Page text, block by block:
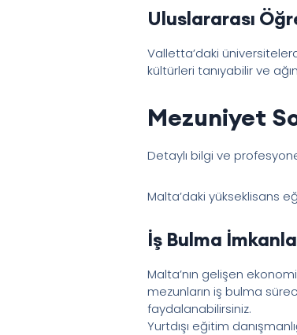
Uluslararası
Valletta’daki
kültürleri tanıyabilir ve
Mezuniyet
Detaylı bilgi ve
Malta’daki yükseklisans
İş Bulma
Malta’nın gelişen
mezunların iş bulma
faydalanabilirsiniz.
Yurtdışı eğitim